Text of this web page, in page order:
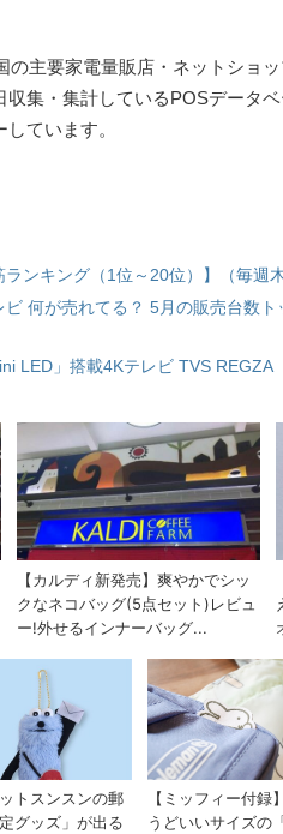
の主要家電量販店・ネットショ
収集・集計しているPOSデータ
ています。
ランキング（1位～20位）】（毎週
ビ 何が売れてる？ 5月の販売台数
LED」搭載4Kテレビ TVS REGZA